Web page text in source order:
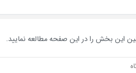
این بخش را در این صفحه مطالعه نمایید.